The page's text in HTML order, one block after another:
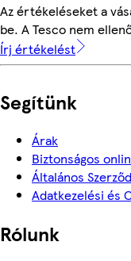
Az értékeléseket a
be. A Tesco nem
Írj értékelést
Segítünk
Árak
Biztonságos
Általános
Adatkezelési és
Rólunk